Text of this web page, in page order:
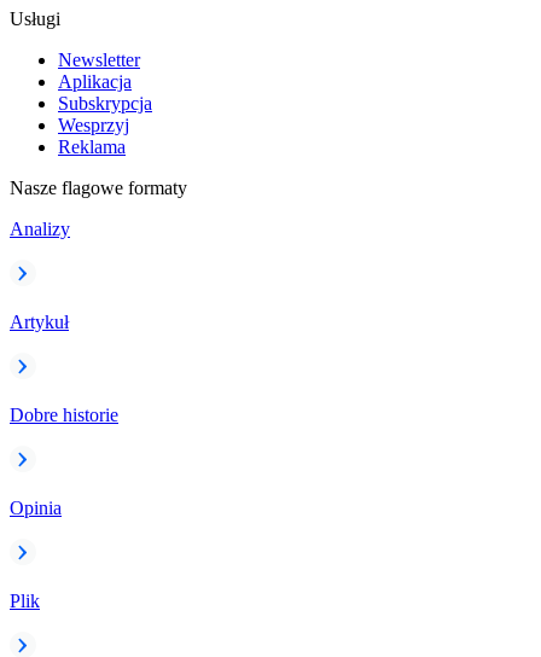
Usługi
Newsletter
Aplikacja
Subskrypcja
Wesprzyj
Reklama
Nasze flagowe formaty
Analizy
Artykuł
Dobre historie
Opinia
Plik